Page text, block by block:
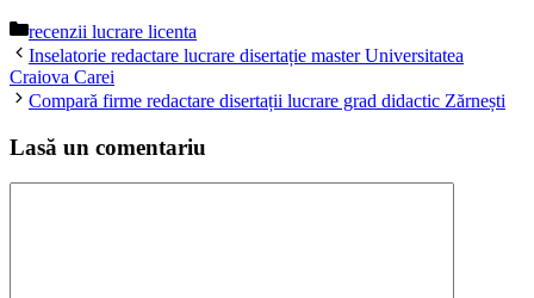
Categorii
recenzii lucrare licenta
Inselatorie redactare lucrare disertație master Universitatea
Craiova Carei
Compară firme redactare disertații lucrare grad didactic Zărnești
Lasă un comentariu